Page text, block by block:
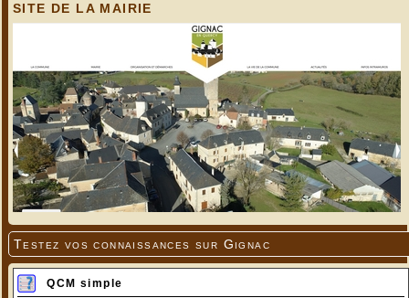
SITE DE LA MAIRIE
Testez vos connaissances sur Gignac
QCM simple